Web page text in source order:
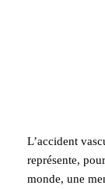
L’accident
représente,
monde, une